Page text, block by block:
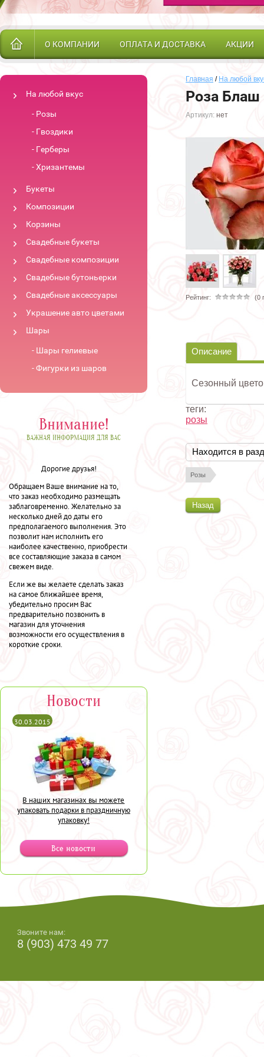
О КОМПАНИИ ОПЛАТА И ДОСТАВКА АКЦИИ
Главная / На любой
Роза Блаш
Артикул: нет
Рейтинг: (0
Описание
Сезонный
теги:
розы
Находится в
Розы
Назад
На любой вкус
Розы
Гвоздики
Герберы
Хризантемы
Букеты
Композиции
Корзины
Свадебные букеты
Свадебные композиции
Свадебные бутоньерки
Свадебные аксессуары
Украшение авто цветами
Шары
Шары гелиевые
Фигурки из шаров
Внимание!
ВАЖНАЯ ИНФОРМАЦИЯ ДЛЯ ВАС
Дорогие друзья!
Обращаем Ваше внимание на то,
что заказ необходимо размещать
заблаговременно. Желательно за
несколько дней до даты его
предполагаемого выполнения. Это
позволит нам исполнить его
наиболее качественно, приобрести
все составляющие заказа в самом
свежем виде.
Если же вы желаете сделать заказ
на самое ближайшее время,
убедительно просим Вас
предварительно позвонить в
магазин для уточнения
возможности его осуществления в
короткие сроки.
Новости
30.03.2015
В наших магазинах вы можете
упаковать подарки в праздничную
упаковку!
Все новости
Звоните нам:
8 (903) 473 49 77